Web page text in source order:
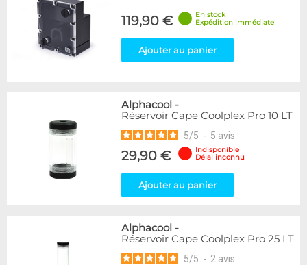
119,90 €
En stock
Expédition immédiate
Ajouter au panier
Alphacool -
Réservoir Cape Coolplex Pro 10 LT
5/5 - 5 avis
29,90 €
Indisponible
Délai inconnu
Ajouter au panier
Alphacool -
Réservoir Cape Coolplex Pro 25 LT
5/5 - 2 avis